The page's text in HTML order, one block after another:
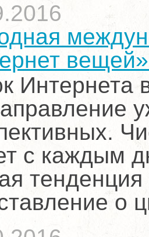
Интернета
с каждым
о